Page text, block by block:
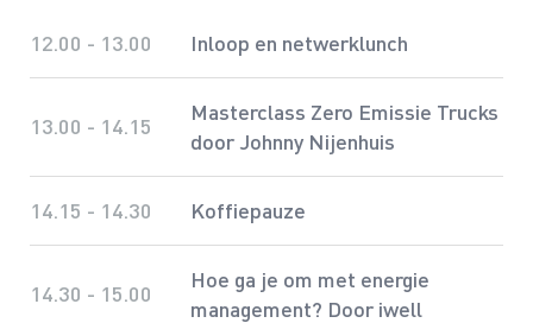
12.00 - 13.00 Inloop en netwerklunch
13.00 - 14.15
Masterclass Zero Emissie Trucks
door Johnny Nijenhuis
14.15 - 14.30 Koffiepauze
14.30 - 15.00
Hoe ga je om met energie
management? Door iwell